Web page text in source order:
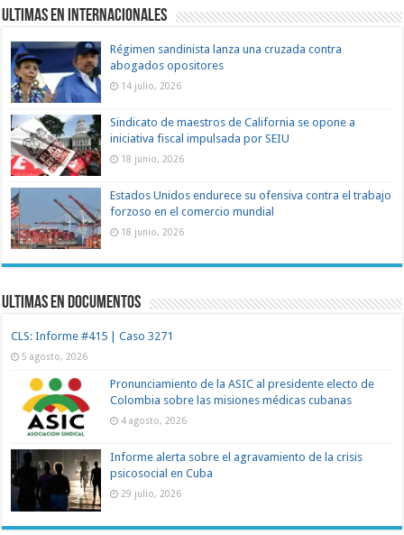
Ultimas en Internacionales
Régimen sandinista lanza una cruzada contra
abogados opositores
14 julio, 2026
Sindicato de maestros de California se opone a
iniciativa fiscal impulsada por SEIU
18 junio, 2026
Estados Unidos endurece su ofensiva contra el trabajo
forzoso en el comercio mundial
18 junio, 2026
Ultimas en documentos
CLS: Informe #415 | Caso 3271
5 agosto, 2026
Pronunciamiento de la ASIC al presidente electo de
Colombia sobre las misiones médicas cubanas
4 agosto, 2026
Informe alerta sobre el agravamiento de la crisis
psicosocial en Cuba
29 julio, 2026